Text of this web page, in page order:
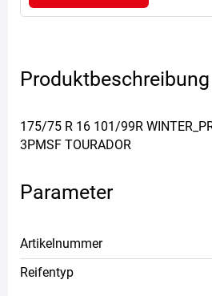
Produktbeschreibung
175/75 R 16 101/99R
3PMSF TOURADOR
Parameter
Artikelnummer
Reifentyp